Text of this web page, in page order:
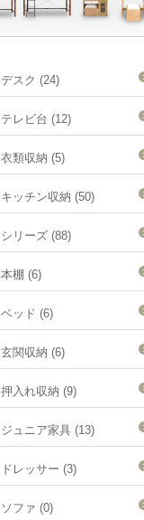
デスク (24)
テレビ台 (12)
衣類収納 (5)
キッチン収納 (50)
シリーズ (88)
本棚 (6)
ベッド (6)
玄関収納 (6)
押入れ収納 (9)
ジュニア家具 (13)
ドレッサー (3)
ソファ (0)